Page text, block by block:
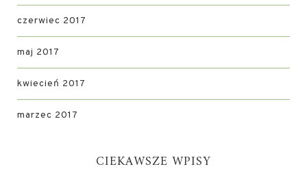
czerwiec 2017
maj 2017
kwiecień 2017
marzec 2017
CIEKAWSZE WPISY